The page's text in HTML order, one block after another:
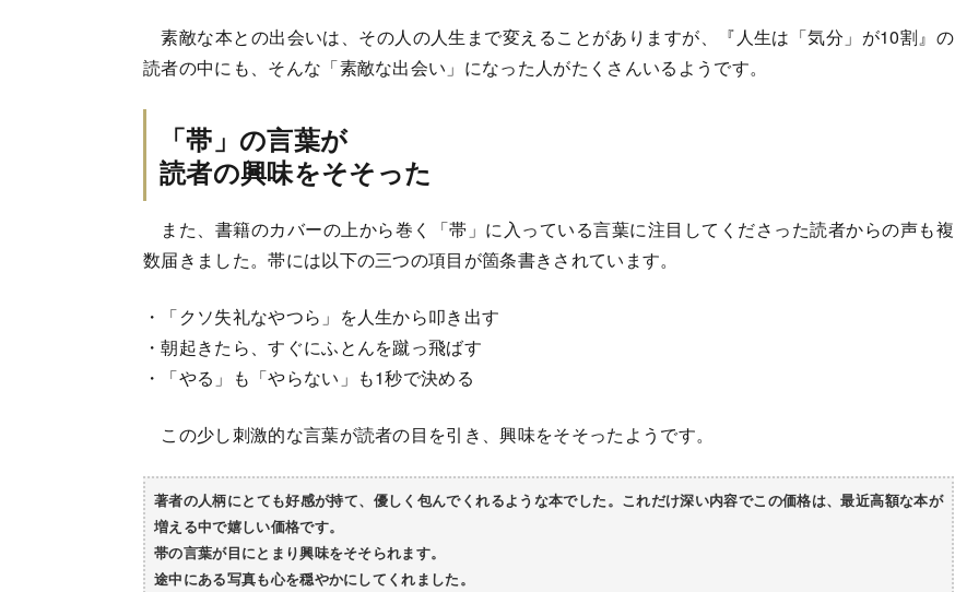
素敵な本との出会いは、その人の人生まで変えることがありますが、『人生は「気分」が10割』の
読者の中にも、そんな「素敵な出会い」になった人がたくさんいるようです。
「帯」の言葉が
読者の興味をそそった
また、書籍のカバーの上から巻く「帯」に入っている言葉に注目してくださった読者からの声も複
数届きました。帯には以下の三つの項目が箇条書きされています。
・「クソ失礼なやつら」を人生から叩き出す
・朝起きたら、すぐにふとんを蹴っ飛ばす
・「やる」も「やらない」も1秒で決める
この少し刺激的な言葉が読者の目を引き、興味をそそったようです。
著者の人柄にとても好感が持て、優しく包んでくれるような本でした。これだけ深い内容でこの価格は、最近高額な本が
増える中で嬉しい価格です。
帯の言葉が目にとまり興味をそそられます。
途中にある写真も心を穏やかにしてくれました。